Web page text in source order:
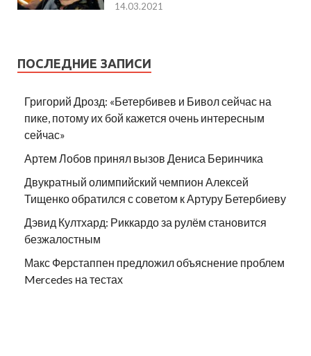
14.03.2021
ПОСЛЕДНИЕ ЗАПИСИ
Григорий Дрозд: «Бетербивев и Бивол сейчас на
пике, потому их бой кажется очень интересным
сейчас»
Артем Лобов принял вызов Дениса Беринчика
Двукратный олимпийский чемпион Алексей
Тищенко обратился с советом к Артуру Бетербиеву
Дэвид Култхард: Риккардо за рулём становится
безжалостным
Макс Ферстаппен предложил объяснение проблем
Mercedes на тестах